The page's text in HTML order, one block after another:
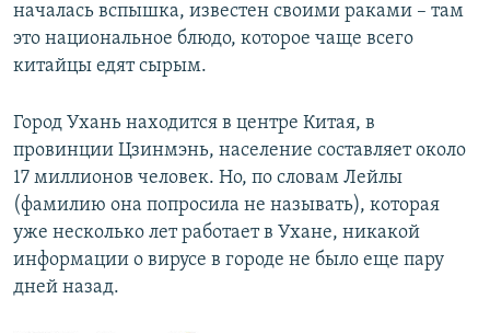
началась вспышка, известен своими раками – там
это национальное блюдо, которое чаще всего
китайцы едят сырым.
Город Ухань находится в центре Китая, в
провинции Цзинмэнь, население составляет около
17 миллионов человек. Но, по словам Лейлы
(фамилию она попросила не называть), которая
уже несколько лет работает в Ухане, никакой
информации о вирусе в городе не было еще пару
дней назад.